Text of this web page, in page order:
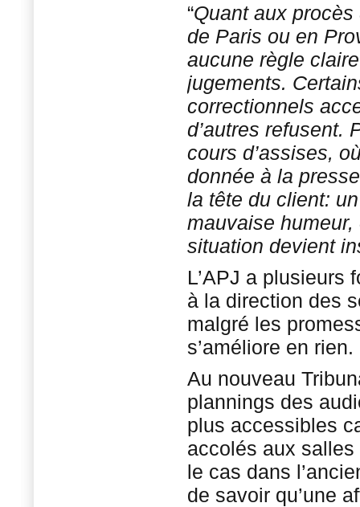
“Quant aux
de Paris ou en
aucune règle
jugements.
correctionnels
d’autres refusent.
cours d’assises,
donnée à la
la tête du client:
mauvaise
situation devient
L’APJ a plusieurs
à la direction des
malgré les
s’améliore en
Au nouveau
plannings des
plus accessibles
accolés aux salles
le cas dans
de savoir qu’une